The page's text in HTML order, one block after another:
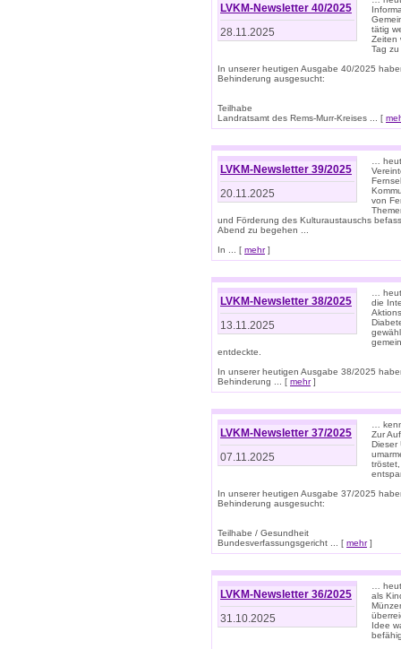
LVKM-Newsletter 40/2025
28.11.2025
tätig
Zeiten
Tag
In unserer heutigen Ausgabe 40/2025
Behinderung ausgesucht:
Teilhabe
Landratsamt des Rems-Murr-Kreises ... [
LVKM-Newsletter 39/2025
20.11.2025
…
von
und Förderung des Kulturaustauschs
Abend zu begehen ...
In ... [ mehr]
LVKM-Newsletter 38/2025
13.11.2025
…
die
entdeckte.
In unserer heutigen Ausgabe 38/2025
Behinderung ... [ mehr]
LVKM-Newsletter 37/2025
07.11.2025
…
Zur
Dieser
In unserer heutigen Ausgabe 37/2025
Behinderung ausgesucht:
Teilhabe / Gesundheit
Bundesverfassungsgericht ... [ mehr]
LVKM-Newsletter 36/2025
31.10.2025
…
als
Idee